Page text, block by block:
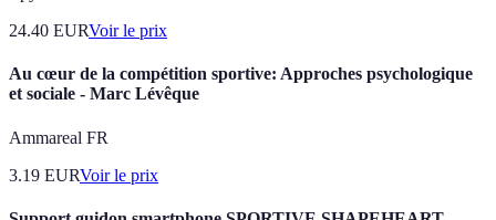
24.40 EURVoir le prix
Au cœur de la compétition sportive: Approches psychologique
et sociale - Marc Lévêque
Ammareal FR
3.19 EURVoir le prix